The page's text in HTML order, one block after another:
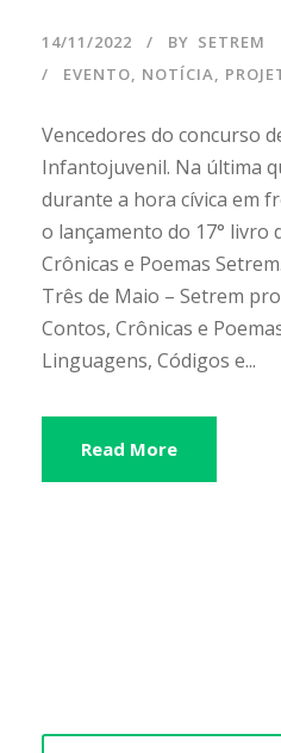
14/11/2022 BY SETREM
EVENTO, NOTÍCIA,
Vencedores do concurso
Infantojuvenil. Na última
durante a hora cívica em
o lançamento do 17° livro
Crônicas e Poemas
Três de Maio – Setrem
Contos, Crônicas e
Linguagens, Códigos e...
Read More